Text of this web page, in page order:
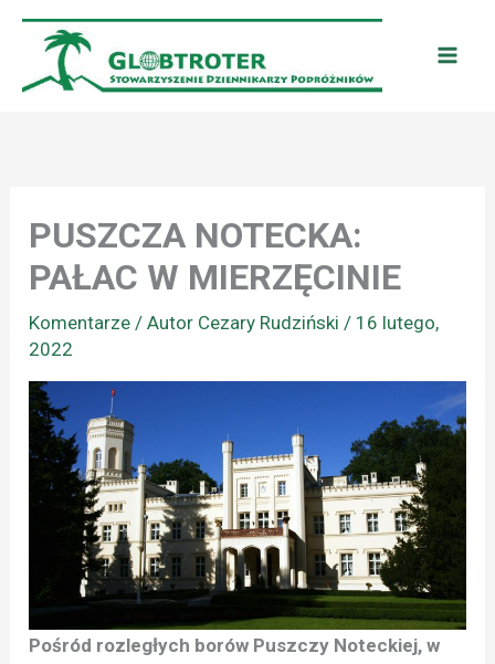
Przejdź
treści
PUSZCZA NOTECKA:
PAŁAC W MIERZĘCINIE
Komentarze / Autor Cezary Rudziński/ 16 lutego,
2022
Pośród rozległych borów Puszczy Noteckiej, w